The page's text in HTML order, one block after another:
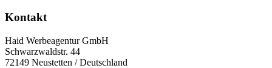
Kontakt
Haid Werbeagentur GmbH
Schwarzwaldstr. 44
72149 Neustetten / Deutschland